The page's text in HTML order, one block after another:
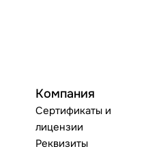
Компания
Сертификаты и
лицензии
Реквизиты